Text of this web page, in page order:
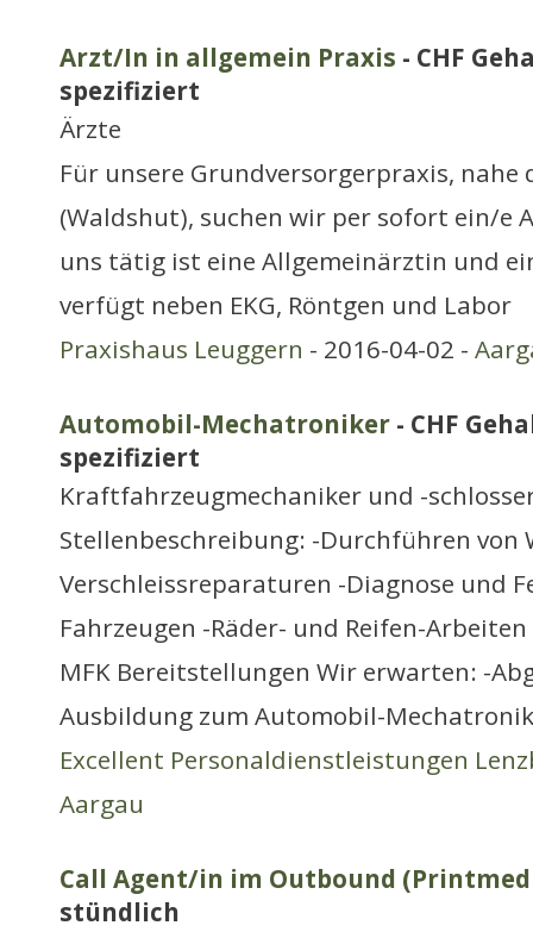
Arzt/In in allgemein Praxis - CHF
spezifiziert
Ärzte
Für unsere Grundversorgerpraxis, nahe
(Waldshut), suchen wir per sofort ein/e
uns tätig ist eine Allgemeinärztin und
verfügt neben EKG, Röntgen und Labor
Praxishaus Leuggern - 2016-04-02 -
Automobil-Mechatroniker - CHF
spezifiziert
Kraftfahrzeugmechaniker und -
Stellenbeschreibung: -Durchführen
Verschleissreparaturen -Diagnose und
Fahrzeugen -Räder- und Reifen-
MFK Bereitstellungen Wir erwarten: -
Ausbildung zum Automobil-
Excellent Personaldienstleistungen
Aargau
Call Agent/in im Outbound
stündlich